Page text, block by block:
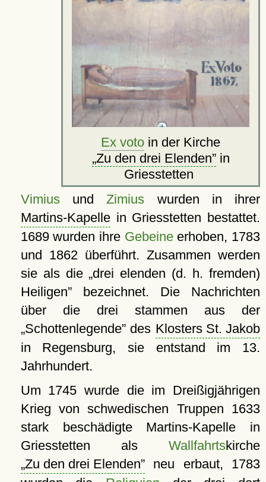
Ex voto in der Kirche
Zu den drei Elenden in
Griesstetten
VimiusundZimius wurden in ihrer
Martins-Kapellein Griesstetten bestattet.
1689 wurden ihre Gebeineerhoben, 1783
und 1862 überführt. Zusammen werden
sie als die drei elenden (d. h. fremden)
Heiligen bezeichnet. Die Nachrichten
über die drei stammen aus der
Schottenlegende des Klosters St. Jakob
in Regensburg, sie entstand im 13.
Jahrhundert.
Um 1745 wurde die im Dreißigjährigen
Krieg von schwedischen Truppen 1633
stark beschädigte Martins-Kapelle in
Griesstetten als Wallfahrtskirche
Zu den drei Elenden neu erbaut, 1783